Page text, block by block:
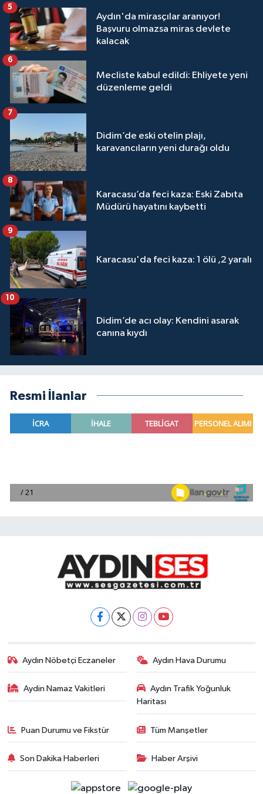
Aydın'da mirasçılar aranıyor!
Başvuru olmazsa miras devlete
kalacak
5
Mecliste kabul edildi: Ehliyete yeni
düzenleme geldi
6
Didim’de eski otelin plajı,
karavancıların yeni durağı oldu
7
Karacasu’da feci kaza: Eski Zabıta
Müdürü hayatını kaybetti
8
Karacasu'da feci kaza: 1 ölü ,2 yaralı
9
Didim’de acı olay: Kendini asarak
canına kıydı
10
Resmi İlanlar
Aydın Nöbetçi Eczaneler Aydın Hava Durumu
Aydin Namaz Vakitleri
Aydın Trafik Yoğunluk
Haritası
Puan Durumu ve Fikstür Tüm Manşetler
Son Dakika Haberleri Haber Arşivi